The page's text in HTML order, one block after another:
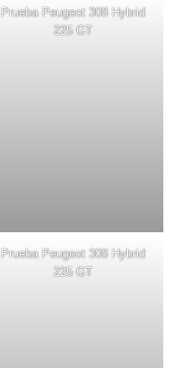
Prueba Peugeot 308 Hybrid
225 GT
Prueba Peugeot 308 Hybrid
225 GT